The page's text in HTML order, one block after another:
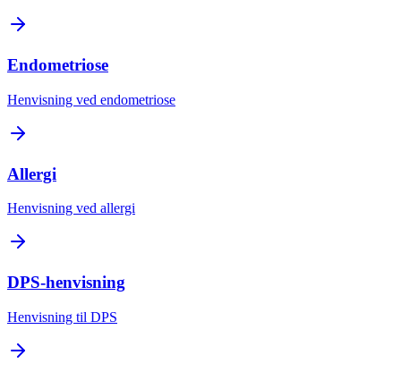
Endometriose
Henvisning ved endometriose
Allergi
Henvisning ved allergi
DPS-henvisning
Henvisning til DPS